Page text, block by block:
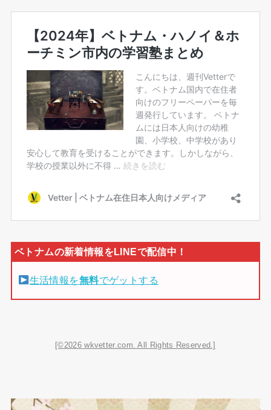
生活情報を無料でゲットする
[©2026 wkvetter.com. All Rights Reserved.]